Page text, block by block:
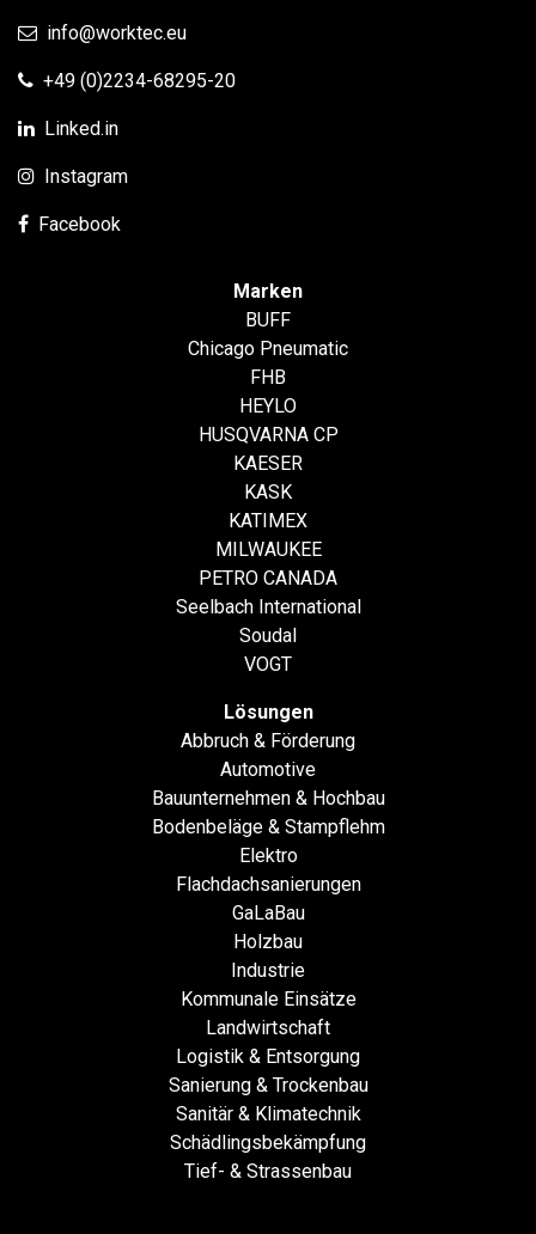
info@worktec.eu
+49 (0)2234-68295-20
Linked.in
Instagram
Facebook
Marken
BUFF
Chicago Pneumatic
FHB
HEYLO
HUSQVARNA CP
KAESER
KASK
KATIMEX
MILWAUKEE
PETRO CANADA
Seelbach International
Soudal
VOGT
Lösungen
Abbruch & Förderung
Automotive
Bauunternehmen & Hochbau
Bodenbeläge & Stampflehm
Elektro
Flachdachsanierungen
GaLaBau
Holzbau
Industrie
Kommunale Einsätze
Landwirtschaft
Logistik & Entsorgung
Sanierung & Trockenbau
Sanitär & Klimatechnik
Schädlingsbekämpfung
Tief- & Strassenbau